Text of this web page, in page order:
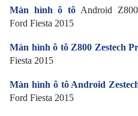
Màn hình ô tô Android
Ford Fiesta 2015
Màn hình ô tô Z800 Zestech
Fiesta 2015
Màn hình ô tô Android
Ford Fiesta 2015